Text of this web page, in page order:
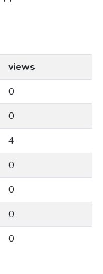
views
0
0
4
0
0
0
0